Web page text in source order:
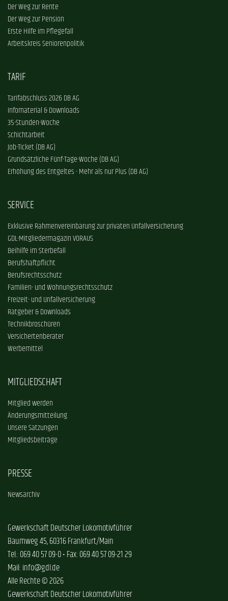
Der Weg zur Rente
Der Weg zur Pension
Erste Hilfe im Pflegefall
Arbeitskreis Seniorenpolitik
TARIF
Tarifabschluss 2026 DB AG
Infomaterial & Downloads
35-Stunden-Woche
Schichtarbeit
Job-Ticket (DB AG)
Grundsätzliche Fünf-Tage-Woche (DB AG)
Erhöhung des Entgeltes - Mehr als nur Plus (DB AG)
SERVICE
Exklusive Rahmenvereinbarung zur privaten Unfallversicherung
GDL-Mitgliedermagazin VORAUS
Beihilfe im Sterbefall
Berufshaftpflicht
Berufsrechtsschutz
Familien- und Wohnungsrechtsschutz
Freizeit- und Unfallversicherung
Ratgeber & Downloads
Technikbroschüren
Versichertenberater
Werbemittel
MITGLIEDSCHAFT
Mitglied werden
Änderungsmitteilung
Unsere Satzungen
Mitgliedsbeiträge
PRESSE
Newsarchiv
Gewerkschaft Deutscher Lokomotivführer
Baumweg 45, 60316 Frankfurt/Main
Tel.: 069 40 57 09-0 • Fax: 069 40 57 09-21 29
Mail: info@gdl.de
Alle Rechte © 2026
Gewerkschaft Deutscher Lokomotivführer